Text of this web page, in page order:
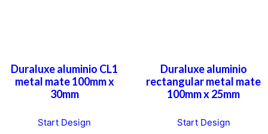
Duraluxe aluminio CL1
metal mate 100mm x
30mm
Start Design
Duraluxe aluminio
rectangular metal mate
100mm x 25mm
Start Design